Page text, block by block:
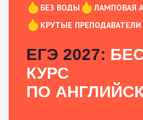
БЕЗ ВОДЫ
ЛАМПОВАЯ
КРУТЫЕ ПРЕПОДАВАТЕЛИ
ЕГЭ 2027:
КУРС
ПО